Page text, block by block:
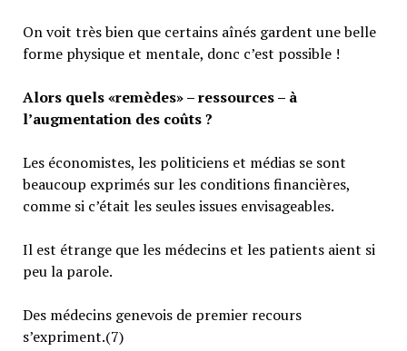
On voit très bien que certains aînés gardent une belle
forme physique et mentale, donc c’est possible !
Alors quels «remèdes» – ressources – à
l’augmentation des coûts ?
Les économistes, les politiciens et médias se sont
beaucoup exprimés sur les conditions financières,
comme si c’était les seules issues envisageables.
Il est étrange que les médecins et les patients aient si
peu la parole.
Des médecins genevois de premier recours
s’expriment.(7)